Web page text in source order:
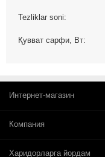
Tezliklar soni:
Қувват сарфи, Вт:
Интернет-магазин
Компания
Харидорларга йордам